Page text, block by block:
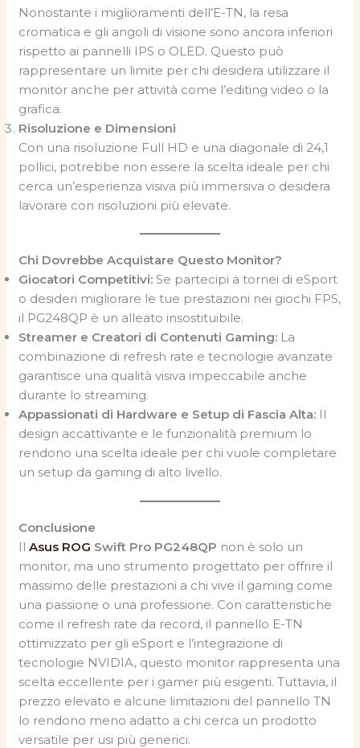
Nonostante i miglioramenti dell’E-TN, la resa
cromatica e gli angoli di visione sono ancora inferiori
rispetto ai pannelli IPS o OLED. Questo può
rappresentare un limite per chi desidera utilizzare il
monitor anche per attività come l’editing video o la
grafica.
Risoluzione e Dimensioni
Con una risoluzione Full HD e una diagonale di 24,1
pollici, potrebbe non essere la scelta ideale per chi
cerca un’esperienza visiva più immersiva o desidera
lavorare con risoluzioni più elevate.
Chi Dovrebbe Acquistare Questo Monitor?
Giocatori Competitivi: Se partecipi a tornei di eSport
o desideri migliorare le tue prestazioni nei giochi FPS,
il PG248QP è un alleato insostituibile.
Streamer e Creatori di Contenuti Gaming: La
combinazione di refresh rate e tecnologie avanzate
garantisce una qualità visiva impeccabile anche
durante lo streaming.
Appassionati di Hardware e Setup di Fascia Alta: Il
design accattivante e le funzionalità premium lo
rendono una scelta ideale per chi vuole completare
un setup da gaming di alto livello.
Conclusione
IlAsus ROG Swift Pro PG248QP non è solo un
monitor, ma uno strumento progettato per offrire il
massimo delle prestazioni a chi vive il gaming come
una passione o una professione. Con caratteristiche
come il refresh rate da record, il pannello E-TN
ottimizzato per gli eSport e l’integrazione di
tecnologie NVIDIA, questo monitor rappresenta una
scelta eccellente per i gamer più esigenti. Tuttavia, il
prezzo elevato e alcune limitazioni del pannello TN
lo rendono meno adatto a chi cerca un prodotto
versatile per usi più generici.